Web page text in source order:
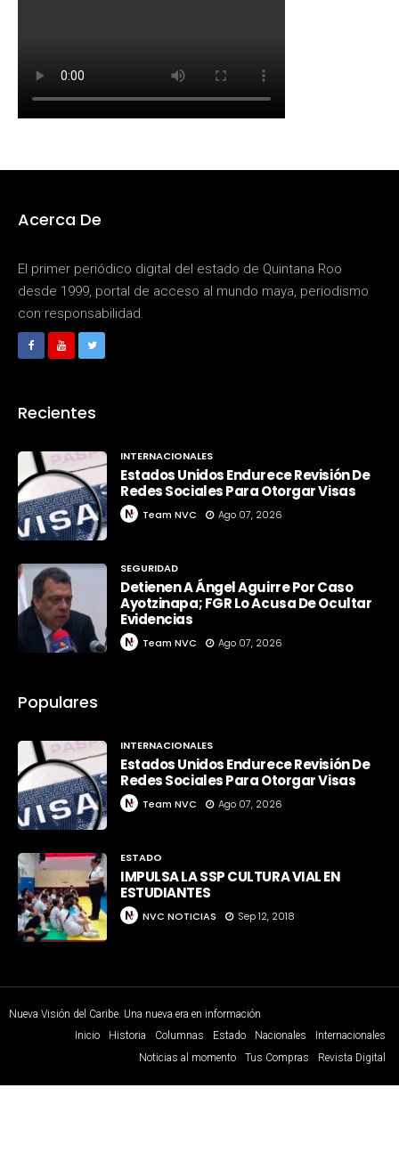
Acerca De
El primer periódico digital del estado de Quintana Roo
desde 1999, portal de acceso al mundo maya, periodismo
con responsabilidad.
Recientes
INTERNACIONALES
Estados Unidos Endurece Revisión De
Redes Sociales Para Otorgar Visas
Team NVC Ago 07, 2026
SEGURIDAD
Detienen A Ángel Aguirre Por Caso
Ayotzinapa; FGR Lo Acusa De Ocultar
Evidencias
Team NVC Ago 07, 2026
Populares
INTERNACIONALES
Estados Unidos Endurece Revisión De
Redes Sociales Para Otorgar Visas
Team NVC Ago 07, 2026
ESTADO
IMPULSA LA SSP CULTURA VIAL EN
ESTUDIANTES
NVC NOTICIAS Sep 12, 2018
Nueva Visión del Caribe. Una nueva era en información
Inicio
Historia Columnas Estado Nacionales
Internacionales
Noticias al momento
Tus Compras Revista Digital